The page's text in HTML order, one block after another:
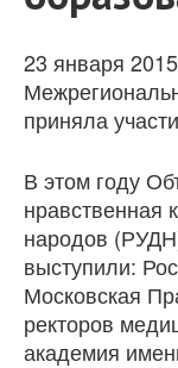
23 января
приняла
В этом году
нравственная
народов
выступили:
Московская
ректоров
академия